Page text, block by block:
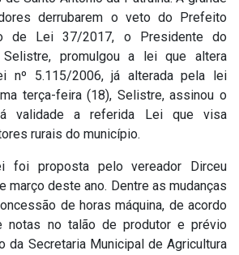
derrubarem o veto do Prefeito
de Lei 37/2017, o Presidente do
Selistre, promulgou a lei que altera
nº 5.115/2006, já alterada pela lei
terça-feira (18), Selistre, assinou o
validade a referida Lei que visa
rurais do município.
foi proposta pelo vereador Dirceu
março deste ano. Dentre as mudanças
de horas máquina, de acordo
notas no talão de produtor e prévio
da Secretaria Municipal de Agricultura